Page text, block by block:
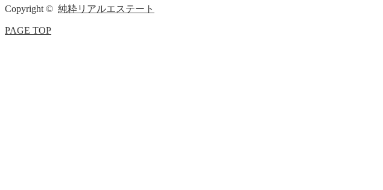
Copyright © 純粋リアルエステート
PAGE TOP